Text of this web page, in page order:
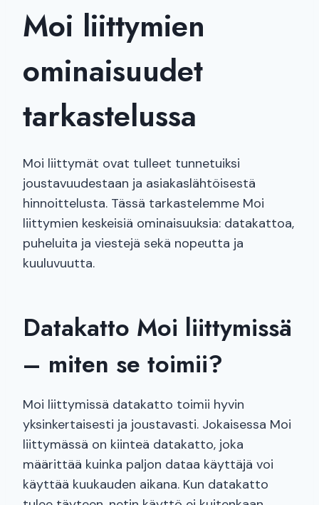
Moi liittymien
ominaisuudet
tarkastelussa
Moi liittymät ovat tulleet tunnetuiksi
joustavuudestaan ja asiakaslähtöisestä
hinnoittelusta. Tässä tarkastelemme Moi
liittymien keskeisiä ominaisuuksia: datakattoa,
puheluita ja viestejä sekä nopeutta ja
kuuluvuutta.
Datakatto Moi liittymissä
– miten se toimii?
Moi liittymissä datakatto toimii hyvin
yksinkertaisesti ja joustavasti. Jokaisessa Moi
liittymässä on kiinteä datakatto, joka
määrittää kuinka paljon dataa käyttäjä voi
käyttää kuukauden aikana. Kun datakatto